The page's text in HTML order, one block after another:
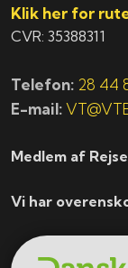
Klik her for
CVR: 35388311
Telefon: 28 44
E-mail:
Medlem af
Vi har